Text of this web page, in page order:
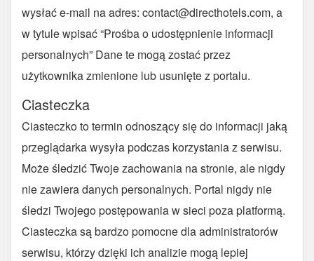
wysłać e-mail na adres: contact@directhotels.com, a
w tytule wpisać “Prośba o udostępnienie informacji
personalnych” Dane te mogą zostać przez
użytkownika zmienione lub usunięte z portalu.
Ciasteczka
Ciasteczko to termin odnoszący się do informacji jaką
przeglądarka wysyła podczas korzystania z serwisu.
Może śledzić Twoje zachowania na stronie, ale nigdy
nie zawiera danych personalnych. Portal nigdy nie
śledzi Twojego postępowania w sieci poza platformą.
Ciasteczka są bardzo pomocne dla administratorów
serwisu, którzy dzięki ich analizie mogą lepiej